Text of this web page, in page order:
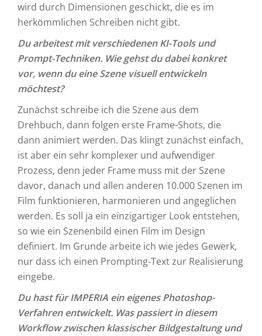
wird durch Dimensionen geschickt, die es im
herkömmlichen Schreiben nicht gibt.
Du arbeitest mit verschiedenen KI-Tools und
Prompt-Techniken. Wie gehst du dabei konkret
vor, wenn du eine Szene visuell entwickeln
möchtest?
Zunächst schreibe ich die Szene aus dem
Drehbuch, dann folgen erste Frame-Shots, die
dann animiert werden. Das klingt zunächst einfach,
ist aber ein sehr komplexer und aufwendiger
Prozess, denn jeder Frame muss mit der Szene
davor, danach und allen anderen 10.000 Szenen im
Film funktionieren, harmonieren und angeglichen
werden. Es soll ja ein einzigartiger Look entstehen,
so wie ein Szenenbild einen Film im Design
definiert. Im Grunde arbeite ich wie jedes Gewerk,
nur dass ich einen Prompting-Text zur Realisierung
eingebe.
Du hast für IMPERIA ein eigenes Photoshop-
Verfahren entwickelt. Was passiert in diesem
Workflow zwischen klassischer Bildgestaltung und